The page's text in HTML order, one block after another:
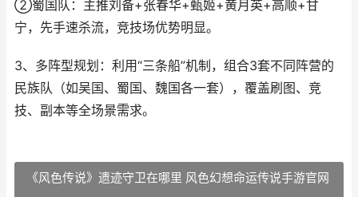
②蜀国队：主推刘备+张春华+甄姬+黄月英+高顺+甘
宁，先手速杀流，竞技场优势明显。
3、多阵型规划：利用“三条船”机制，组合3套不同阵营的
民族队（如吴国、蜀国、魏国各一套），覆盖刷图、竞
技、副本等全场景需求。
《风色传说》遗迹守卫在哪里 风色幻想命运传说手游官网